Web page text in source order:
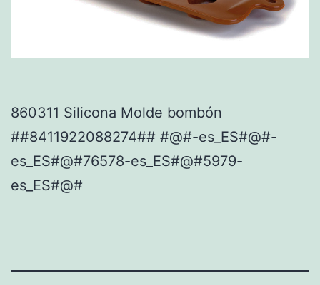
860311 Silicona Molde bombón
##8411922088274## #@#-es_ES#@#-
es_ES#@#76578-es_ES#@#5979-
es_ES#@#